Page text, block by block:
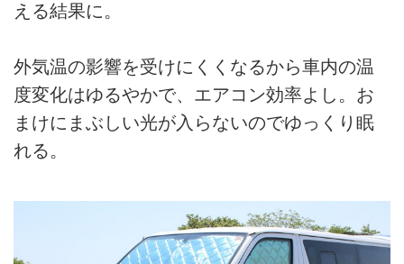
える結果に。
外気温の影響を受けにくくなるから車内の温
度変化はゆるやかで、エアコン効率よし。お
まけにまぶしい光が入らないのでゆっくり眠
れる。